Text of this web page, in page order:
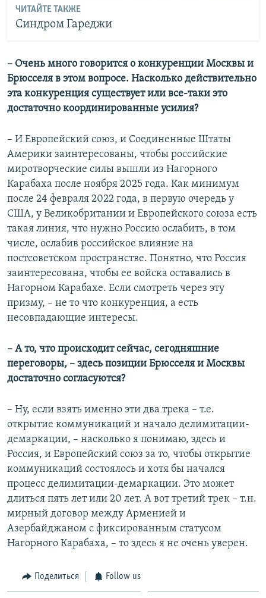
ЧИТАЙТЕ ТАКЖЕ
Синдром Гареджи
– Очень много говорится о конкуренции Москвы и
Брюсселя в этом вопросе. Насколько действительно
эта конкуренция существует или все-таки это
достаточно координированные усилия?
– И Европейский союз, и Соединенные Штаты
Америки заинтересованы, чтобы российские
миротворческие силы вышли из Нагорного
Карабаха после ноября 2025 года. Как минимум
после 24 февраля 2022 года, в первую очередь у
США, у Великобритании и Европейского союза есть
такая линия, что нужно Россию ослабить, в том
числе, ослабив российское влияние на
постсоветском пространстве. Понятно, что Россия
заинтересована, чтобы ее войска оставались в
Нагорном Карабахе. Если смотреть через эту
призму, – не то что конкуренция, а есть
несовпадающие интересы.
– А то, что происходит сейчас, сегодняшние
переговоры, – здесь позиции Брюсселя и Москвы
достаточно согласуются?
– Ну, если взять именно эти два трека – т.е.
открытие коммуникаций и начало делимитации-
демаркации, – насколько я понимаю, здесь и
Россия, и Европейский союз за то, чтобы открытие
коммуникаций состоялось и хотя бы начался
процесс делимитации-демаркации. Это может
длиться пять лет или 20 лет. А вот третий трек – т.н.
мирный договор между Арменией и
Азербайджаном с фиксированным статусом
Нагорного Карабаха, – то здесь я не очень уверен.
Поделиться Follow us